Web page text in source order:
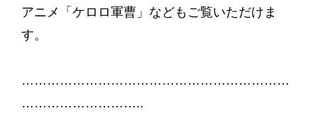
アニメ「ケロロ軍曹」などもご覧いただけま
す。
………………………………………………………
………………………..